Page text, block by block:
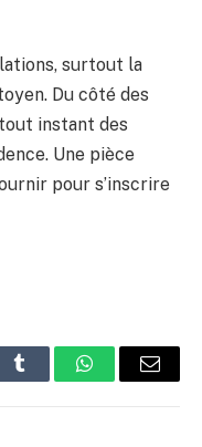
surtout la
Du côté des
instant des
Une pièce
pour s’inscrire
Tumblr WhatsAppEmail